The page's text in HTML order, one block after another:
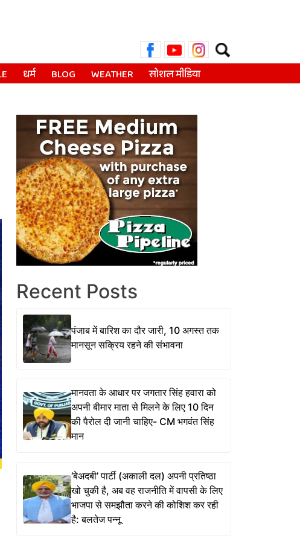
Search
for:
धर्म BLOG WEATHER सोशल मीडिया
Recent Posts
पंजाब में बारिश का दौर जारी, 10 अगस्त तक
मानसून सक्रिय रहने की संभावना
मानवता के आधार पर जगतार सिंह हवारा को
अपनी बीमार माता से मिलने के लिए 10 दिन
की पैरोल दी जानी चाहिए- CM भगवंत सिंह
मान
‘बेअदबी’ पार्टी (अकाली दल) अपनी प्रतिष्ठा
खो चुकी है, अब वह राजनीति में वापसी के लिए
भाजपा से समझौता करने की कोशिश कर रही
है: बलतेज पन्नू